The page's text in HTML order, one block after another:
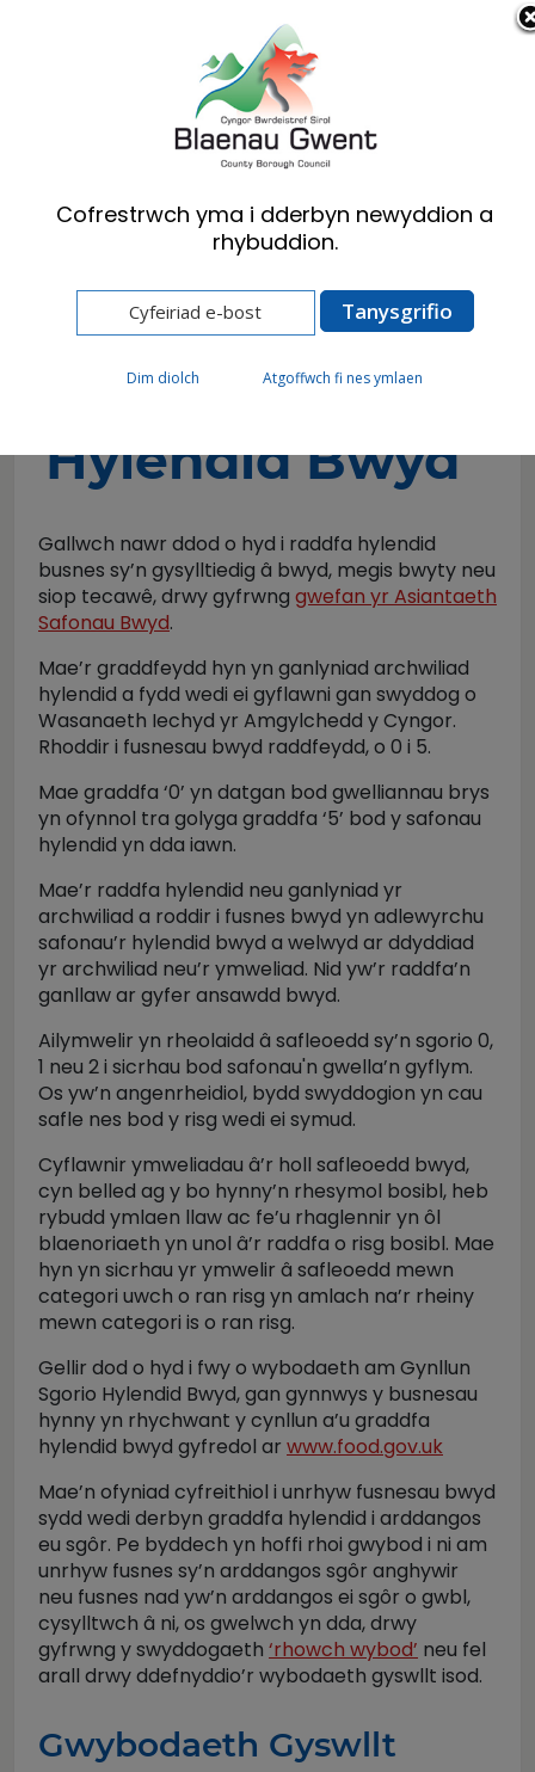
Cymraeg English
Preswylwyr
Iechyd yr Amgylchedd
Graddfeydd
Hylendid Bwyd
Gallwch nawr ddod o hyd i raddfa hylendid
busnes sy’n gysylltiedig â bwyd, megis bwyty neu
siop tecawê, drwy gyfrwng gwefan yr Asiantaeth
Safonau Bwyd.
Mae’r graddfeydd hyn yn ganlyniad archwiliad
hylendid a fydd wedi ei gyflawni gan swyddog o
Wasanaeth Iechyd yr Amgylchedd y Cyngor.
Rhoddir i fusnesau bwyd raddfeydd, o 0 i 5.
Mae graddfa ‘0’ yn datgan bod gwelliannau brys
yn ofynnol tra golyga graddfa ‘5’ bod y safonau
hylendid yn dda iawn.
Mae’r raddfa hylendid neu ganlyniad yr
archwiliad a roddir i fusnes bwyd yn adlewyrchu
safonau’r hylendid bwyd a welwyd ar ddyddiad
yr archwiliad neu’r ymweliad. Nid yw’r raddfa’n
ganllaw ar gyfer ansawdd bwyd.
Ailymwelir yn rheolaidd â safleoedd sy’n sgorio 0,
1 neu 2 i sicrhau bod safonau'n gwella’n gyflym.
Os yw’n angenrheidiol, bydd swyddogion yn cau
safle nes bod y risg wedi ei symud.
Cyflawnir ymweliadau â’r holl safleoedd bwyd,
cyn belled ag y bo hynny’n rhesymol bosibl, heb
rybudd ymlaen llaw ac fe’u rhaglennir yn ôl
blaenoriaeth yn unol â’r raddfa o risg bosibl. Mae
hyn yn sicrhau yr ymwelir â safleoedd mewn
categori uwch o ran risg yn amlach na’r rheiny
mewn categori is o ran risg.
Gellir dod o hyd i fwy o wybodaeth am Gynllun
Sgorio Hylendid Bwyd, gan gynnwys y busnesau
hynny yn rhychwant y cynllun a’u graddfa
hylendid bwyd gyfredol ar www.food.gov.uk
Mae’n ofyniad cyfreithiol i unrhyw fusnesau bwyd
sydd wedi derbyn graddfa hylendid i arddangos
eu sgôr. Pe byddech yn hoffi rhoi gwybod i ni am
unrhyw fusnes sy’n arddangos sgôr anghywir
neu fusnes nad yw’n arddangos ei sgôr o gwbl,
cysylltwch â ni, os gwelwch yn dda, drwy
gyfrwng y swyddogaeth ‘rhowch wybod’ neu fel
arall drwy ddefnyddio’r wybodaeth gyswllt isod.
Gwybodaeth Gyswllt
Cofrestrwch yma i dderbyn newyddion a
rhybuddion.
Dim diolch Atgoffwch fi nes ymlaen